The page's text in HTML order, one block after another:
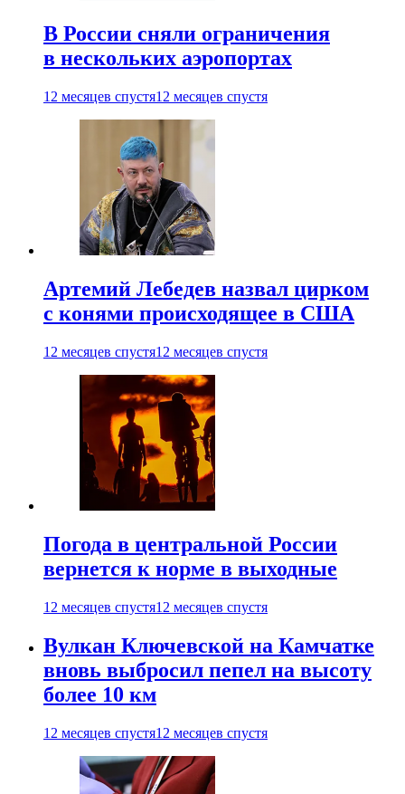
В России сняли ограничения
в нескольких аэропортах
12 месяцев спустя12 месяцев спустя
Артемий Лебедев назвал цирком
с конями происходящее в США
12 месяцев спустя12 месяцев спустя
Погода в центральной России
вернется к норме в выходные
12 месяцев спустя12 месяцев спустя
Вулкан Ключевской на Камчатке
вновь выбросил пепел на высоту
более 10 км
12 месяцев спустя12 месяцев спустя